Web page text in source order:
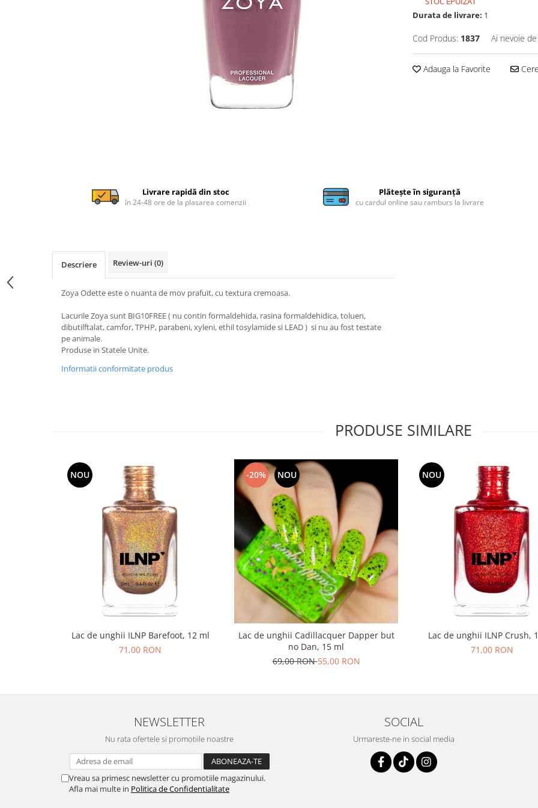
Durata de livrare: 1
Cod Produs: 1837 Ai nevoie
Adauga la Favorite
Livrare rapidă din stoc
în 24-48 ore de la plasarea comenzii
Plătește în siguranță
cu cardul online sau ramburs la livrare
Descriere Review-uri (0)
Zoya Odette este o nuanta de mov prafuit, cu textura cremoasa.
Lacurile Zoya sunt BIG10FREE ( nu contin formaldehida, rasina formaldehidica, toluen,
dibutilftalat, camfor, TPHP, parabeni, xyleni, ethil tosylamide si LEAD ) si nu au fost testate
pe animale.
Produse in Statele Unite.
Informatii conformitate produs
PRODUSE SIMILARE
NOU
Lac de unghii ILNP Barefoot, 12 ml
71,00 RON
-20% NOU
Lac de unghii Cadillacquer Dapper but
no Dan, 15 ml
69,00 RON55,00 RON
NOU
Lac de unghii ILNP Crush,
71,00 RON
NEWSLETTER
Nu rata ofertele si promotiile noastre
Vreau sa primesc newsletter cu promotiile magazinului.
Afla mai multe in Politica de Confidentialitate
SOCIAL
Urmareste-ne in social media